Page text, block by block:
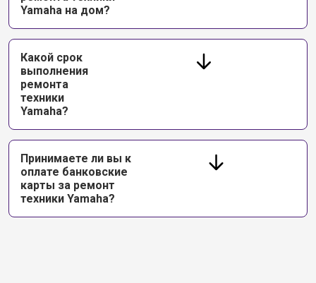
Yamaha на дом?
Какой срок
выполнения
ремонта
техники
Yamaha?
Принимаете ли вы к
оплате банковские
карты за ремонт
техники Yamaha?